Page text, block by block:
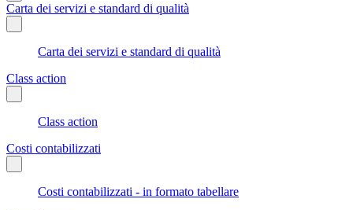
Carta dei servizi e standard di qualità
Carta dei servizi e standard di qualità
Class action
Class action
Costi contabilizzati
Costi contabilizzati - in formato tabellare